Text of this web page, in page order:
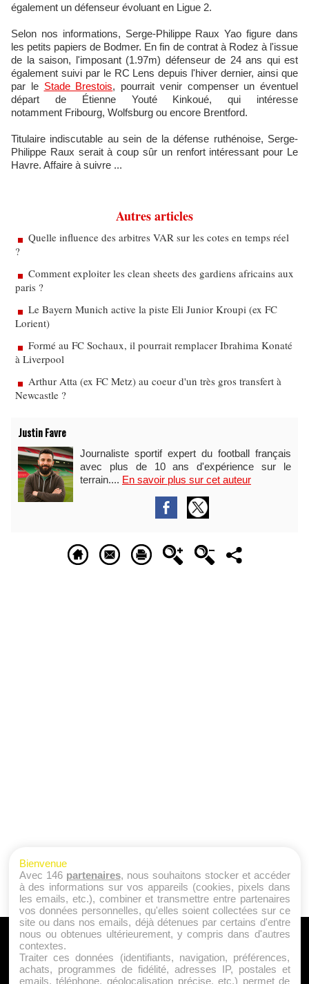
également un défenseur évoluant en Ligue 2.
Selon nos informations, Serge-Philippe Raux Yao figure dans
les petits papiers de Bodmer. En fin de contrat à Rodez à l'issue
de la saison, l'imposant (1.97m) défenseur de 24 ans qui est
également suivi par le RC Lens depuis l'hiver dernier, ainsi que
par le Stade Brestois, pourrait venir compenser un éventuel
départ de Étienne Youté Kinkoué, qui intéresse
notamment Fribourg, Wolfsburg ou encore Brentford.
Titulaire indiscutable au sein de la défense ruthénoise, Serge-
Philippe Raux serait à coup sûr un renfort intéressant pour Le
Havre. Affaire à suivre ...
Autres articles
Quelle influence des arbitres VAR sur les cotes en temps réel
?
Comment exploiter les clean sheets des gardiens africains aux
paris ?
Le Bayern Munich active la piste Eli Junior Kroupi (ex FC
Lorient)
Formé au FC Sochaux, il pourrait remplacer Ibrahima Konaté
à Liverpool
Arthur Atta (ex FC Metz) au coeur d'un très gros transfert à
Newcastle ?
Justin Favre
Journaliste sportif expert du football français
avec plus de 10 ans d'expérience sur le
terrain.... En savoir plus sur cet auteur
A PROPOS
Qui sommes nous ?
Mentions Légales
Bienvenue
Avec 146 partenaires, nous souhaitons stocker et accéder
à des informations sur vos appareils (cookies, pixels dans
les emails, etc.), combiner et transmettre entre partenaires
vos données personnelles, qu'elles soient collectées sur ce
site ou dans nos emails, déjà détenues par certains d'entre
nous ou obtenues ultérieurement, y compris dans d'autres
contextes.
Traiter ces données (identifiants, navigation, préférences,
achats, programmes de fidélité, adresses IP, postales et
emails, téléphone, géolocalisation précise, etc.) permet de